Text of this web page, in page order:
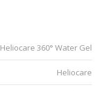
Heliocare 360° Water Gel
Heliocare